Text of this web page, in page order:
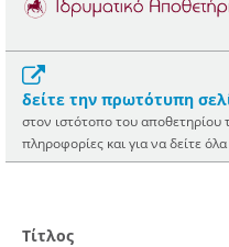
δείτε την πρωτότυπη
στον ιστότοπο του αποθετηρίου
πληροφορίες και για να δείτε
Τίτλος